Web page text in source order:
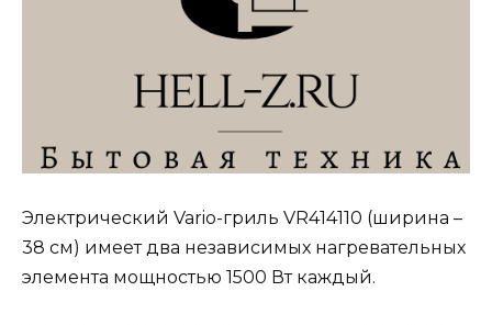
Электрический Vario-гриль VR414110 (ширина –
38 см) имеет два независимых нагревательных
элемента мощностью 1500 Вт каждый.